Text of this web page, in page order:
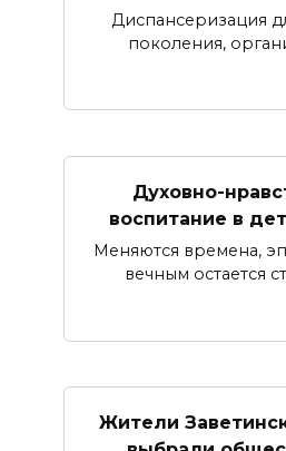
Диспансеризация
поколения,
Духовно-
воспитание в
Меняются времена,
вечным остается
Жители